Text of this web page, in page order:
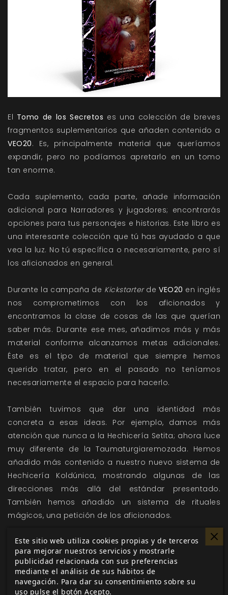
El Tomo de los Secretos es una colección de breves
fragmentos suplementarios que añaden contenido a
VEO20. Es, principalmente material que queríamos
expandir, pero no podíamos apretarlo en un tomo
tan enorme.
Cada suplemento, cada parte, añade información
adicional para Narradores y jugadores; encontrarás
opciones para tus personajes e historias. Este libro es
una interesante colección que tú has ayudado a que
vea la luz. No tú específica o necesariamente, pero sí
los aficionados en general.
Durante la campaña de Kickstarterde VEO20 en inglés
nos comprometimos con los aficionados y
encontramos la clase de cosas de las que querían
saber más. Durante ese mes, añadimos más y más
material conforme alcanzamos metas adicionales.
Éste es el tipo de material que siempre hemos
querido tratar, pero en el pasado no teníamos
necesariamente el espacio para hacerlo.
También tuvimos que dar una identidad más
concreta a esas ideas. Por ejemplo, damos más
atención que nunca a la Hechicería Setita; ahora luce
muy diferente de la Taumaturgiaremozada. Hemos
añadido más contenido a nuestro nuevo sistema de
Hechicería Koldúnica, mostrando algunas de las
direcciones más allá del estándar presentado.
También hemos añadido un sistema de rituales
mágicos, una petición de los aficionados.
Además recopila la historia serializada de la
campaña deKickstarterdeVEO20 en inglés,
detallando el extraño suceso de la Cruzada sin
Sangre. Con la ayuda de nuestros mecenas de dicha
Este sitio web utiliza cookies propias y de terceros
para mejorar nuestros servicios y mostrarle
publicidad relacionada con sus preferencias
mediante el análisis de sus hábitos de
navegación. Para dar su consentimiento sobre su
uso pulse el botón Acepto.